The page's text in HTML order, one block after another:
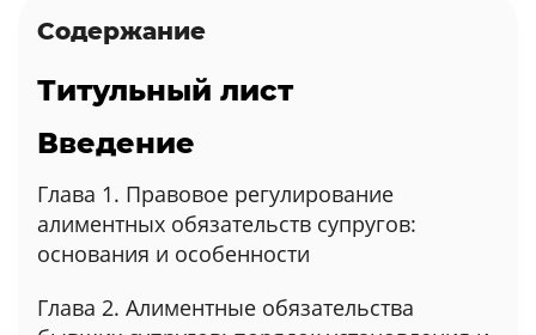
Содержание
Титульный лист
Введение
Глава 1. Правовое регулирование
алиментных обязательств супругов:
основания и особенности
Глава 2. Алиментные обязательства